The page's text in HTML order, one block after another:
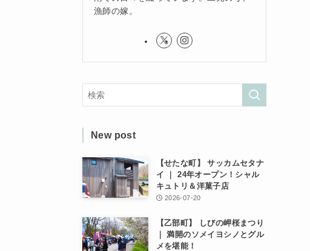
漁師の嫁。
New post
【せたな町】 サッカムセタナ
イ ｜ 24年オープン！シャル
キュトリ＆洋菓子店
2026-07-20
【乙部町】 しびの岬桜まつり
｜ 満開のソメイヨシノとグル
メを堪能！